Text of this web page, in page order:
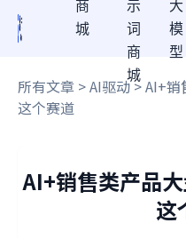
商
城
示
词
商
城
大
模
型
所有文章 >AI驱动> AI+销
这个赛道
AI+销售类产品
这